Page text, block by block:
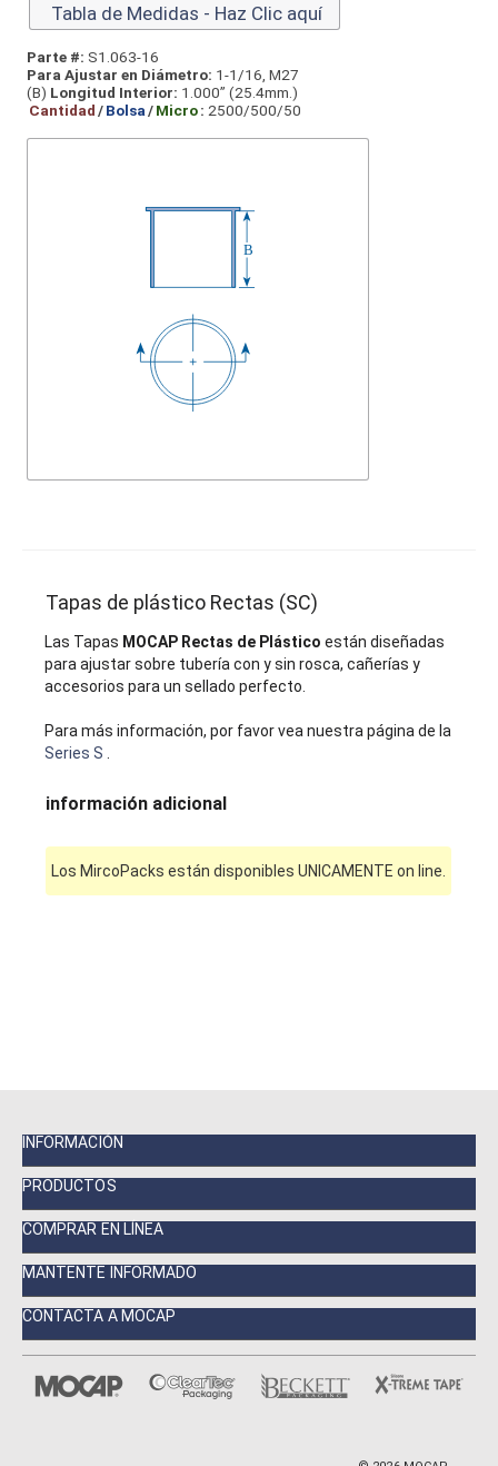
Tabla de Medidas - Haz Clic aquí
Parte #: S1.063-16
Para Ajustar en Diámetro: 1-1/16, M27
(B) Longitud Interior: 1.000” (25.4mm.)
Cantidad/Bolsa/Micro: 2500/500/50
Tapas de plástico Rectas (SC)
Las Tapas MOCAP Rectas de Plástico están diseñadas
para ajustar sobre tubería con y sin rosca, cañerías y
accesorios para un sellado perfecto.
Para más información, por favor vea nuestra página de la
Series S
información adicional
Los MircoPacks están disponibles UNICAMENTE on line.
INFORMACIÓN
PRODUCTOS
COMPRAR EN LÍNEA
MANTENTE INFORMADO
CONTACTA A MOCAP